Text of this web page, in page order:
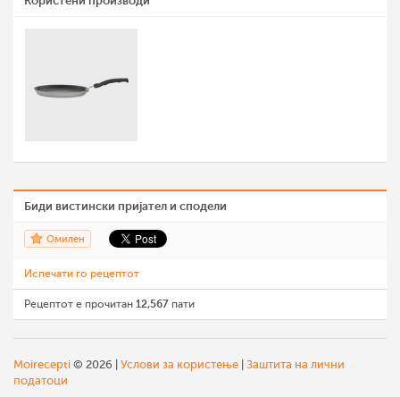
Биди вистински пријател и сподели
Омилен
Испечати го рецептот
Рецептот е прочитан 12,567 пати
Moirecepti © 2026 | Услови за користење Заштита на лични
податоци